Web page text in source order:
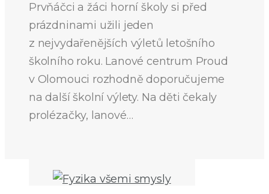
Prvňáčci a žáci horní školy si před
prázdninami užili jeden
z nejvydařenějších výletů letošního
školního roku. Lanové centrum Proud
v Olomouci rozhodně doporučujeme
na další školní výlety. Na děti čekaly
prolézačky, lanové…